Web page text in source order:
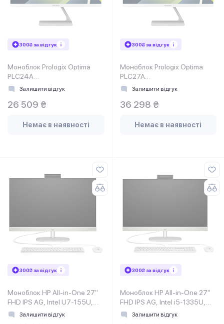
300₴ за відгук
Моноблок Prologix Optima
PLC24A
(PLC24A.OPT.1AC.N.009)
Залишити відгук
26 509 ₴
Немає в наявності
300₴ за відгук
Моноблок Prologix Optima
PLC27A
(PLC27A.OPT.3BE.N.3257)
Залишити відгук
36 298 ₴
Немає в наявності
300₴ за відгук
Моноблок HP All-in-One 27"
FHD IPS AG, Intel U7-155U,
16GB, F512GB, UMA, WiFi
Залишити відгук
300₴ за відгук
Моноблок HP All-in-One 27"
FHD IPS AG, Intel i5-1335U,
16GB, F512GB, UMA, WiF
Залишити відгук